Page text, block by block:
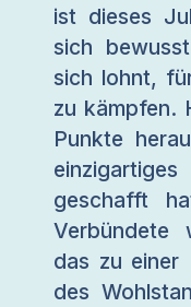
ist dieses
sich
sich lohnt,
zu kämpfen.
Punkte
geschafft
Verbündete
das zu einer
des